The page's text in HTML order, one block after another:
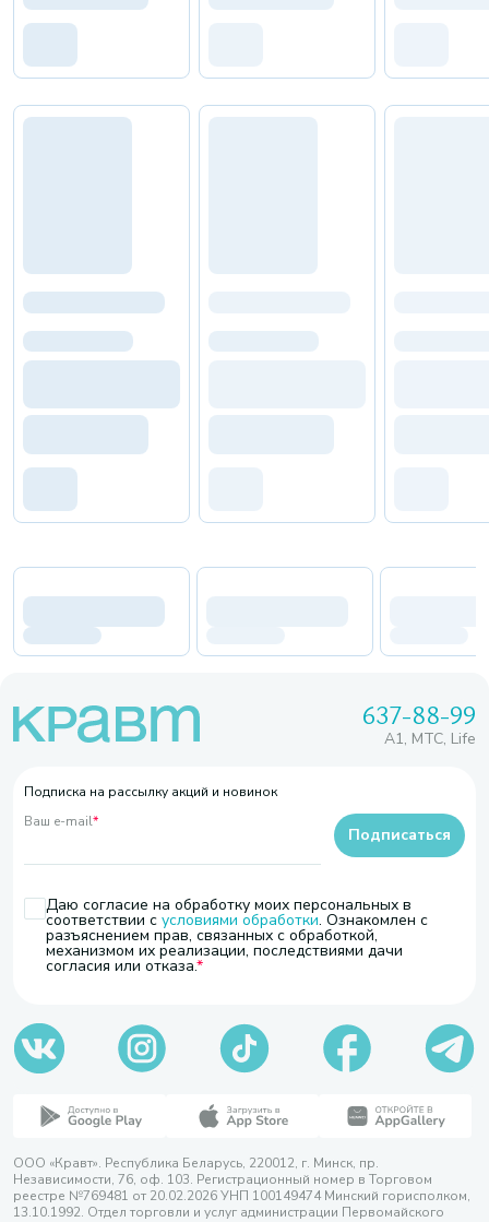
637-88-99
A1, МТС, Life
Подписка на рассылку акций и новинок
Ваш e-mail*
Даю согласие на обработку моих персональных в
соответствии с условиями обработки. Ознакомлен с
разъяснением прав, связанных с обработкой,
механизмом их реализации, последствиями дачи
согласия или отказа.
Подписаться
ООО «Кравт». Республика Беларусь, 220012, г. Минск, пр.
Независимости, 76, оф. 103. Регистрационный номер в Торговом
реестре №769481 от 20.02.2026 УНП 100149474 Минский горисполком,
13.10.1992. Отдел торговли и услуг администрации Первомайского